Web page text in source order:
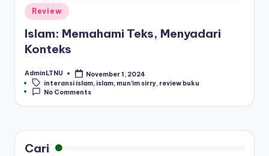
Posted
in
Review
Islam: Memahami Teks, Menyadari
Konteks
Posted
by
AdminLTNU
November 1, 2024
Tags:interansi islam, islam, mun'im sirry, review buku
No Comments
Cari